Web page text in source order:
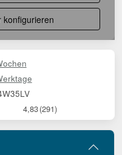
konfigurieren
4,83(291)